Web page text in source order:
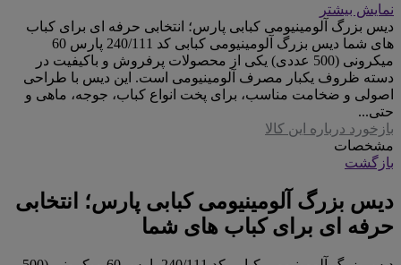
نمایش بیشتر
دیس بزرگ آلومینیومی کبابی پارس؛ انتخابی حرفه ای برای کباب
های شما دیس بزرگ آلومینیومی کبابی کد 240/111 پارس 60
میکرونی (500 عددی) یکی از محصولات پرفروش و باکیفیت در
دسته ظروف یکبار مصرف آلومینیومی است. این دیس با طراحی
اصولی و ضخامت مناسب، برای پخت انواع کباب، جوجه، ماهی و
حتی...
بازخورد درباره این کالا
مشخصات
بازگشت
دیس بزرگ آلومینیومی کبابی پارس؛ انتخابی
حرفه ای برای کباب های شما